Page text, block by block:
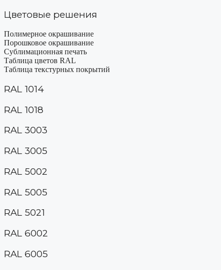
Цветовые решения
Полимерное окрашивание
Порошковое окрашивание
Сублимационная печать
Таблица цветов RAL
Таблица текстурных покрытий
RAL 1014
RAL 1018
RAL 3003
RAL 3005
RAL 5002
RAL 5005
RAL 5021
RAL 6002
RAL 6005